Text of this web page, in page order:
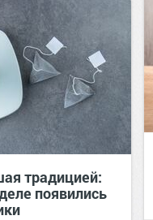
традицией:
появились